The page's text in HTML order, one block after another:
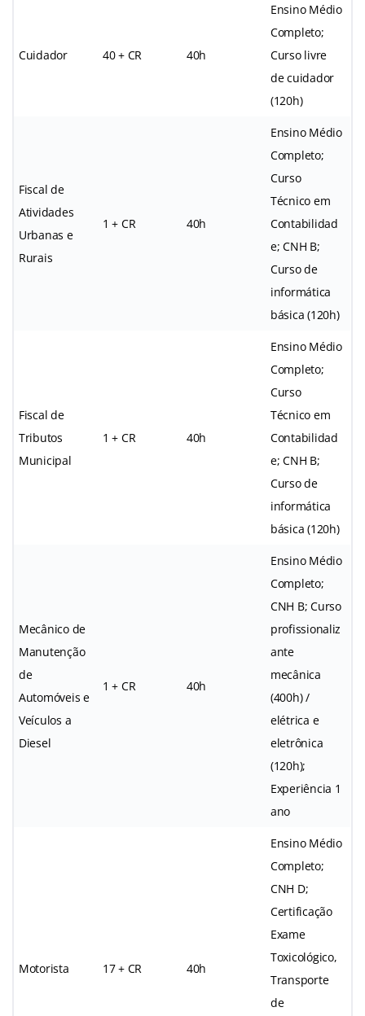
Cuidador 40 + CR 40h
Ensino Médio
Completo;
Curso livre
de cuidador
(120h)
Fiscal de
Atividades
Urbanas e
Rurais
1 + CR 40h
Ensino Médio
Completo;
Curso
Técnico em
Contabilidad
e; CNH B;
Curso de
informática
básica (120h)
Fiscal de
Tributos
Municipal
1 + CR 40h
Ensino Médio
Completo;
Curso
Técnico em
Contabilidad
e; CNH B;
Curso de
informática
básica (120h)
Mecânico de
Manutenção
de
Automóveis e
Veículos a
Diesel
1 + CR 40h
Ensino Médio
Completo;
CNH B; Curso
profissionaliz
ante
mecânica
(400h) /
elétrica e
eletrônica
(120h);
Experiência 1
ano
Motorista 17 + CR 40h
Ensino Médio
Completo;
CNH D;
Certificação
Exame
Toxicológico,
Transporte
de